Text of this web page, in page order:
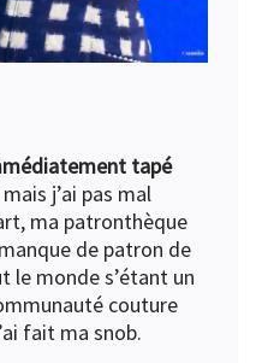
tapé
mais j’ai pas mal
ma patronthèque
de patron de
le monde s’étant un
couture
fait ma snob.